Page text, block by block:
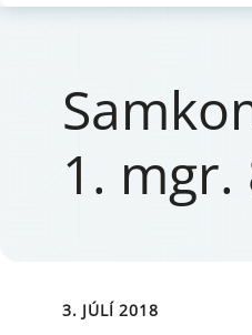
1.
3. JÚLÍ 2018